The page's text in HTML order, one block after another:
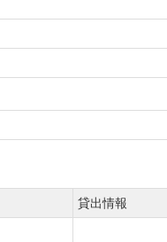
貸出情報